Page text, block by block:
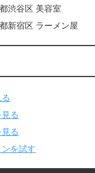
渋谷区 美容室
新宿区 ラーメン屋
る
る
を試す